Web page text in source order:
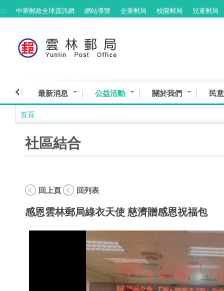
跳到主要內容區塊
::: 中華郵政全球資訊網 網站導覽 企業郵局 校園郵局 兒童郵局
最新消息 公益活動 關於我們 民
首頁
社區結合
回上頁 回列表
感恩雲林郵局綠衣天使 慈濟贈感恩祝福包